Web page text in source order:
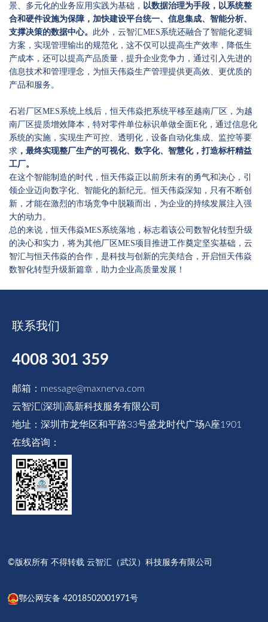
景、多元化的业务应用实践为基础， 以数据治理为手段，以系统整
合和硬件设施为保障，加快建设平台统一、信息集成、智能分析、
支撑决策的数据中心。 此外，云智汇MES系统还融合了智能化逻辑
方案，实现管理输出的规范化，这不仅可以提高生产效率，降低生
产成本，还可以提高产品质量，提升企业竞争力，通过引入先进的
信息技术和管理理念，为恒天伟焱生产管理提供更高效、更优质的
产品和服务。
石岩厂区MES系统上线后，恒天伟焱把系统平移至越南厂区，为越
南厂区提质增效降本，特对零件单位标识单做全面E化，通过信息化
系统的实施，实现生产可控、透明化，设备自动化集成、监控等要
求 ，最终实现整厂生产的可视化、数字化、智慧化，打造标杆精益
工厂。
在这个智能制造的时代，恒天伟焱正以前所未有的勇气和决心，引
领企业迈向数字化、智能化的新纪元。恒天伟焱深知，只有不断创
新，才能在激烈的市场竞争中脱颖而出，为企业的持续发展注入强
大的动力。
总的来说，恒天伟焱MES系统落地，标志着该公司数智化转型升级
的决心和实力，将为其他厂区MES项目推进工作奠定坚实基础，云
智汇与恒天伟焱的合作，是科技与创新的完美结合，开启恒天伟焱
数智化转型升级新篇章，助力企业高质量发展！
联系我们
4008 301 359
邮箱：message@maxnerva.com
云智汇(深圳)高新科技服务有限公司
地址：深圳市龙华区和平路33号盛龙时代广场A座1901
在线咨询：
©版权所有 不得转载 云智汇（武汉）科技服务有限公司
鄂公网安备 42018502001971号